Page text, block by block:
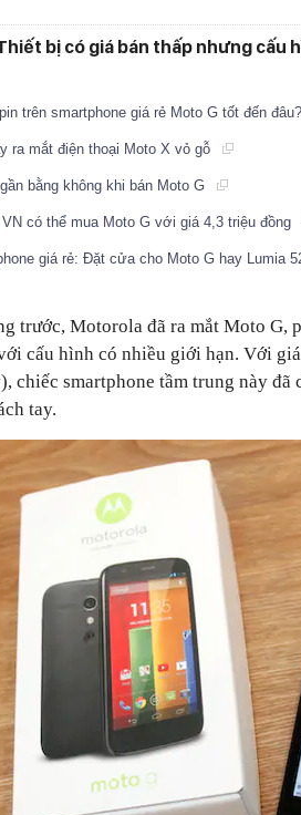
bị có giá bán thấp nhưng cấu
trên smartphone giá rẻ Moto G tốt đến đâu?
ra mắt điện thoại Moto X vỏ gỗ
bằng không khi bán Moto G
có thể mua Moto G với giá 4,3 triệu đồng
giá rẻ: Đặt cửa cho Moto G hay Lumia
trước, Motorola đã ra mắt Moto G,
cấu hình có nhiều giới hạn. Với
chiếc smartphone tầm trung này
tay.